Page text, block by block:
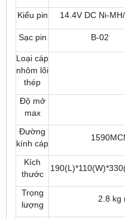
Kiểu pin 14.4V DC Ni-
Sạc pin B-02
Loại cáp
nhôm lõi
thép
Độ mở
max
Đường
kính cáp
Kích
thước
Trọng
lượng
2.8 kg